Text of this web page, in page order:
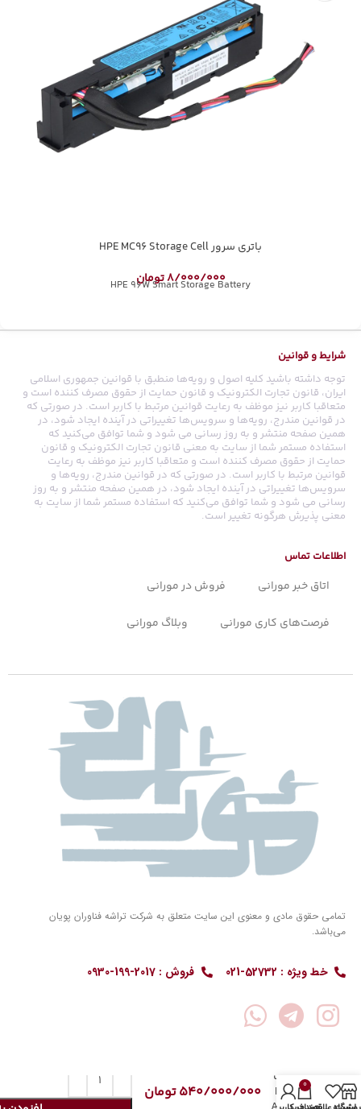
باتری سرور HPE MC96 Storage Cell
8/000/000تومان
HPE 96W Smart Storage Battery
شرایط و قوانین
توجه داشته باشید کلیه اصول و رویه‏‌ها منطبق با قوانین جمهوری اسلامی
ایران، قانون تجارت الکترونیک و قانون حمایت از حقوق مصرف کننده است و
متعاقبا کاربر نیز موظف به رعایت قوانین مرتبط با کاربر است. در صورتی که
در قوانین مندرج، رویه‏‌ها و سرویس‏‌ها تغییراتی در آینده ایجاد شود، در
همین صفحه منتشر و به روز رسانی می شود و شما توافق می‏‌کنید که
استفاده مستمر شما از سایت به معنی قانون تجارت الکترونیک و قانون
حمایت از حقوق مصرف کننده است و متعاقبا کاربر نیز موظف به رعایت
قوانین مرتبط با کاربر است. در صورتی که در قوانین مندرج، رویه‏‌ها و
سرویس‏‌ها تغییراتی در آینده ایجاد شود، در همین صفحه منتشر و به روز
رسانی می شود و شما توافق می‏‌کنید که استفاده مستمر شما از سایت به
معنی پذیرش هرگونه تغییر است.
اطلاعات تماس
اتاق خبر مورانی فروش در مورانی
فرصت‌های کاری مورانی وبلاگ مورانی
تمامی حقوق مادی و معنوی این سایت متعلق به شرکت تراشه فناوران پویان
می‌باشد.
خط ویژه : 52732-021 فروش : 2017-199-0930
گرافیک
NVIDIA
540/000/000تومان 0